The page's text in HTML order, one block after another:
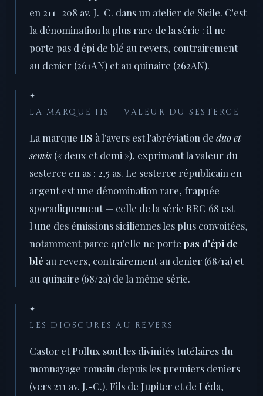
en 211–208 av. J.-C. dans un atelier de Sicile. C'est
la dénomination la plus rare de la série : il ne
porte pas d'épi de blé au revers, contrairement
au denier (261AN) et au quinaire (262AN).
✦
LA MARQUE IIS — VALEUR DU SESTERCE
La marque IIS à l'avers est l'abréviation de duo et
semis (« deux et demi »), exprimant la valeur du
sesterce en as : 2,5 as. Le sesterce républicain en
argent est une dénomination rare, frappée
sporadiquement — celle de la série RRC 68 est
l'une des émissions siciliennes les plus convoitées,
notamment parce qu'elle ne porte pas d'épi de
blé au revers, contrairement au denier (68/1a) et
au quinaire (68/2a) de la même série.
✦
LES DIOSCURES AU REVERS
Castor et Pollux sont les divinités tutélaires du
monnayage romain depuis les premiers deniers
(vers 211 av. J.-C.). Fils de Jupiter et de Léda,